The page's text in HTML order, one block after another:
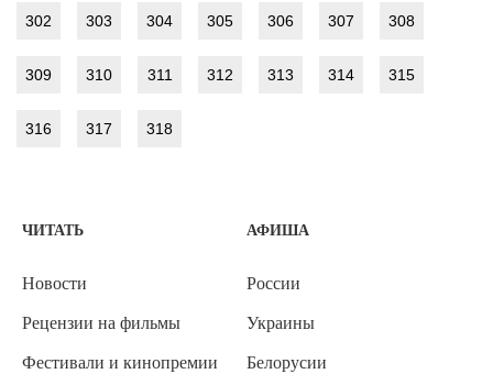
302 303 304 305 306 307 308
309 310 311 312 313 314 315
316 317 318
ЧИТАТЬ
Новости
Рецензии на фильмы
Фестивали и кинопремии
АФИША
России
Украины
Белорусии